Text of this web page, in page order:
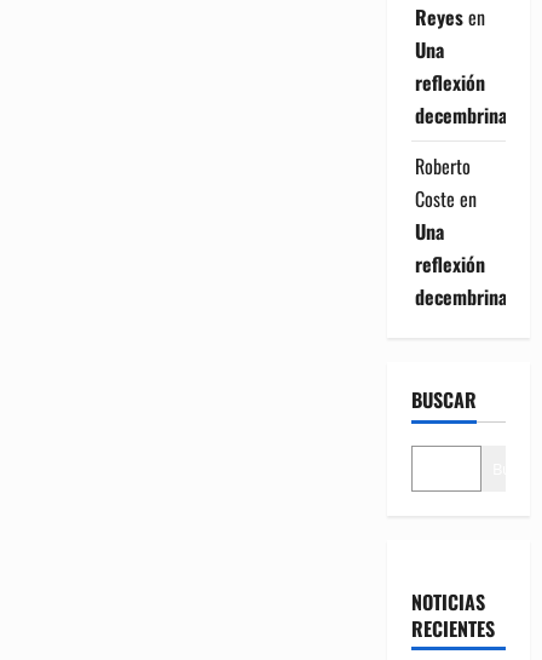
Reyesen
Una
reflexión
decembrina
Roberto
Coste en
Una
reflexión
decembrina
BUSCAR
NOTICIAS
RECIENTES